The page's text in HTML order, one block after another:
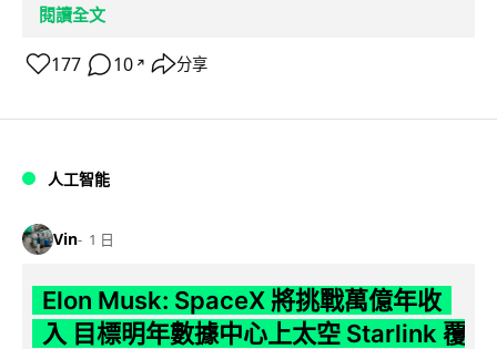
閱讀全文
177 10 ↗ 分享
人工智能
Vin 1 日
Elon Musk: SpaceX 將挑戰萬億年收
入 目標明年數據中心上太空 Starlink 覆